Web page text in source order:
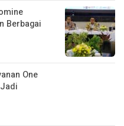
Berbagai
One